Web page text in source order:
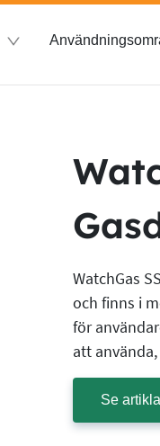
WatchGas
och finns i
för
att
Se